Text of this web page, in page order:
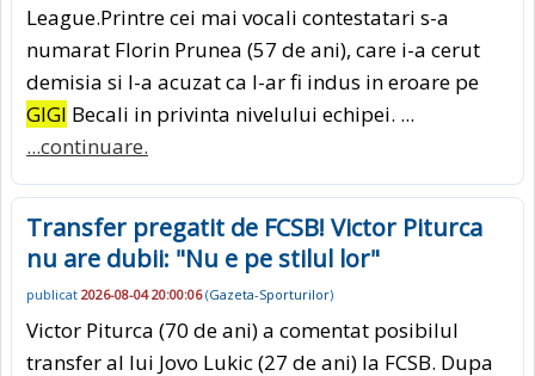
League.Printre cei mai vocali contestatari s-a
numarat Florin Prunea (57 de ani), care i-a cerut
demisia si l-a acuzat ca l-ar fi indus in eroare pe
GIGI Becali in privinta nivelului echipei. ...
...continuare.
Transfer pregatit de FCSB! Victor Piturca
nu are dubii: "Nu e pe stilul lor"
publicat 2026-08-04 20:00:06(Gazeta-Sporturilor)
Victor Piturca (70 de ani) a comentat posibilul
transfer al lui Jovo Lukic (27 de ani) la FCSB. Dupa